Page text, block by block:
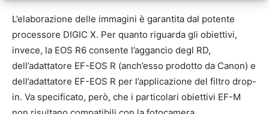
L’elaborazione delle immagini è garantita dal potente
processore DIGIC X. Per quanto riguarda gli obiettivi,
invece, la EOS R6 consente l’aggancio degl RD,
dell’adattatore EF-EOS R (anch’esso prodotto da Canon) e
dell’adattatore EF-EOS R per l’applicazione del filtro drop-
in. Va specificato, però, che i particolari obiettivi EF-M